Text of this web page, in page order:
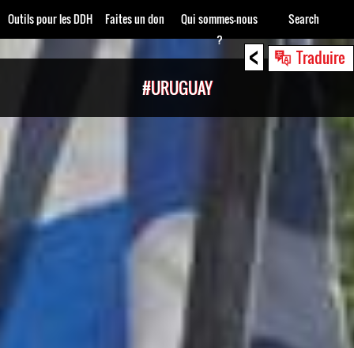
< Traduire
#URUGUAY
Outils pour les DDH Faites un don
Qui sommes-nous
?
Search